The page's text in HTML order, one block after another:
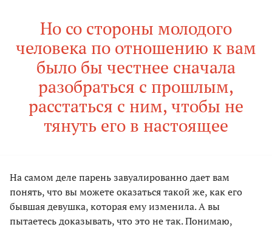
Но со стороны молодого
человека по отношению к вам
было бы честнее сначала
разобраться с прошлым,
расстаться с ним, чтобы не
тянуть его в настоящее
На самом деле парень завуалированно дает вам
понять, что вы можете оказаться такой же, как его
бывшая девушка, которая ему изменила. А вы
пытаетесь доказывать, что это не так. Понимаю,